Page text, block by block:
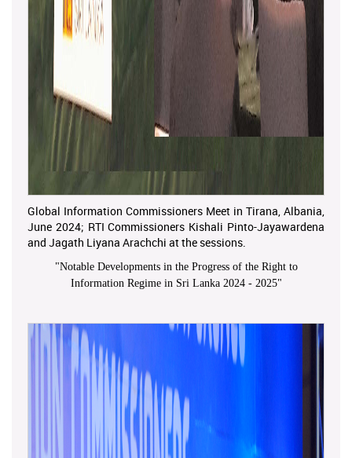
Global Information Commissioners Meet in Tirana, Albania,
June 2024; RTI Commissioners Kishali Pinto-Jayawardena
and Jagath Liyana Arachchi at the sessions.
"Notable Developments in the Progress of the Right to
Information Regime in Sri Lanka 2024 - 2025"